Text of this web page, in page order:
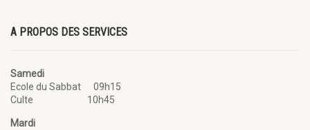
A PROPOS DES SERVICES
Samedi
Ecole du Sabbat 09h15
Culte 10h45
Mardi